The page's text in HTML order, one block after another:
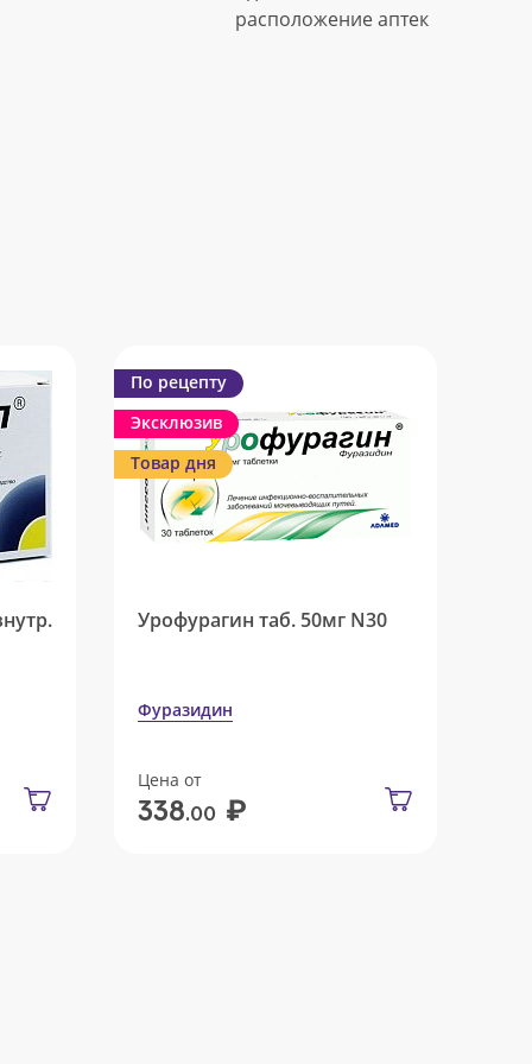
расположение аптек
По рецепту
Эксклюзив
Товар дня
Урофурагин таб. 50мг N30
Фуразидин
Цена от
338.00 ₽